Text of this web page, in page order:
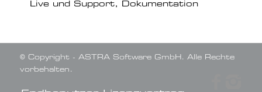
Live und Support, Dokumentation
© Copyright - ASTRA Software GmbH. Alle Rechte
vorbehalten.